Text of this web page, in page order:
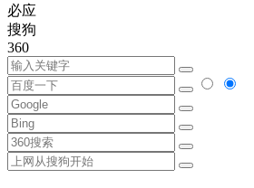
必应
搜狗
360